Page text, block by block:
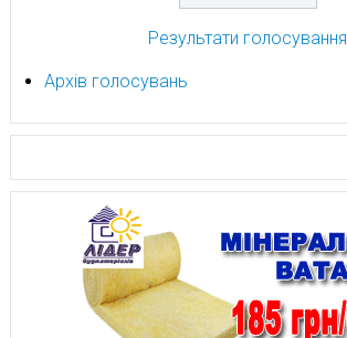
Результати голосування
Архів голосувань